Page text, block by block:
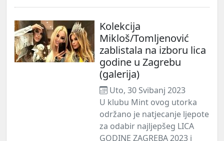
Kolekcija
Mikloš/Tomljenović
zablistala na izboru lica
godine u Zagrebu
(galerija)
Uto, 30 Svibanj 2023
U klubu Mint ovog utorka
održano je natjecanje ljepote
za odabir najljepšeg LICA
GODINE ZAGREBA 2023 i